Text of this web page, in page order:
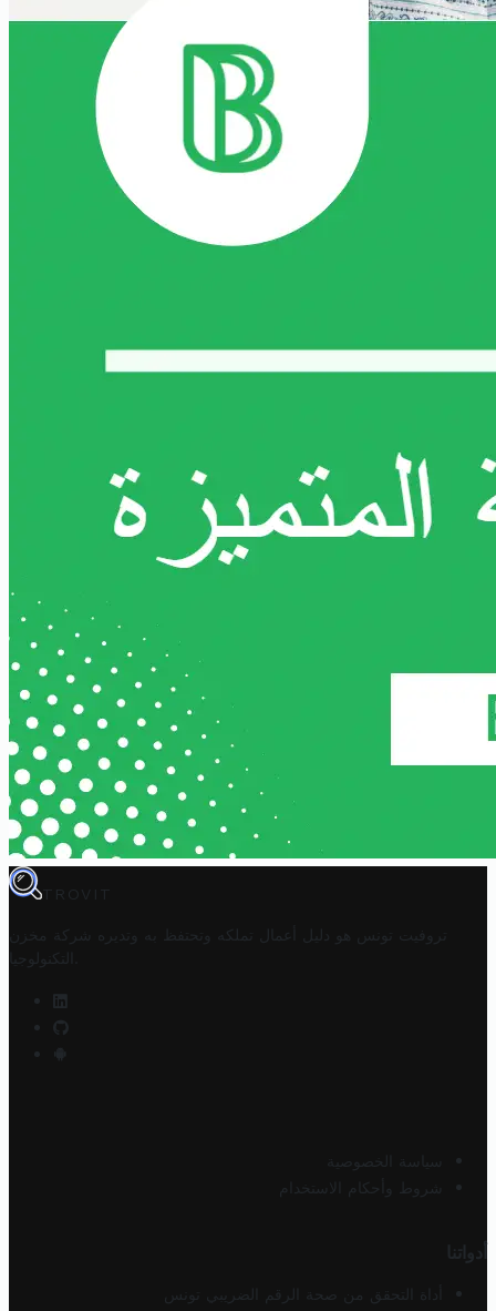
TROVIT
تروفيت تونس هو دليل أعمال تملكه وتحتفظ به وتديره
شركة مخزن
التكنولوجيا
سياسة الخصوصية
شروط وأحكام الاستخدام
أدواتنا
أداة التحقق من صحة الرقم الضريبي تونس